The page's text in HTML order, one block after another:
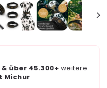
über 45.300+ weitere
Michur